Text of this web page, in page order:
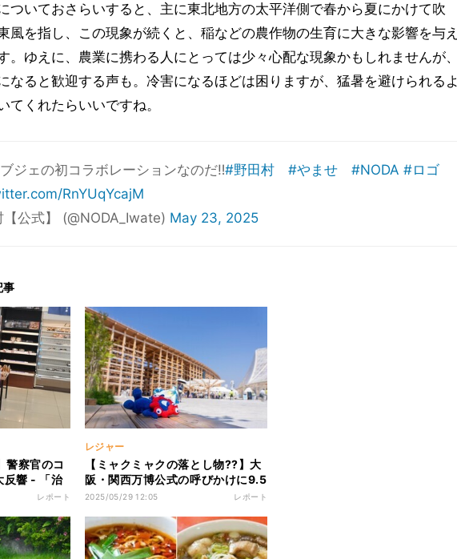
ついておさらいすると、主に東北地方の太平洋側で春から夏にかけて吹
風を指し、この現象が続くと、稲などの農作物の生育に大きな影響を与え
。ゆえに、農業に携わる人にとっては少々心配な現象かもしれませんが、
なると歓迎する声も。冷害になるほどは困りますが、猛暑を避けられるよ
てくれたらいいですね。
ジェの初コラボレーションなのだ‼️#野田村 #やませ #NODA #ロゴ
RnYUqYcajM
公式】 (@NODA_Iwate) May 23, 2025
事
警察官のコ
反響 - 「治
しかない」
レポート
レジャー
【ミャクミャクの落とし物??】大
阪・関西万博公式の呼びかけに9.5
万いいね -「ダダこねてるみたい
じゃないかな…」
2025/05/29 12:05 レポート